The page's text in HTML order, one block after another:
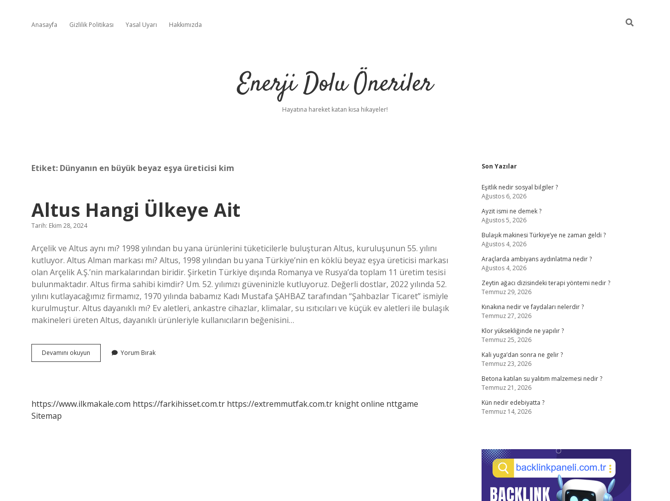
Anasayfa Gizlilik Politikası Yasal Uyarı Hakkımızda
Enerji Dolu Öneriler
Hayatına hareket katan kısa hikayeler!
Etiket: Dünyanın en büyük beyaz eşya üreticisi kim
Altus Hangi Ülkeye Ait
Tarih: Ekim 28, 2024
Arçelik ve Altus aynı mı? 1998 yılından bu yana ürünlerini tüketicilerle buluşturan Altus, kuruluşunun 55. yılını
kutluyor. Altus Alman markası mı? Altus, 1998 yılından bu yana Türkiye’nin en köklü beyaz eşya üreticisi markası
olan Arçelik A.Ş.’nin markalarından biridir. Şirketin Türkiye dışında Romanya ve Rusya’da toplam 11 üretim tesisi
bulunmaktadır. Altus firma sahibi kimdir? Um. 52. yılımızı güveninizle kutluyoruz. Değerli dostlar, 2022 yılında 52.
yılını kutlayacağımız firmamız, 1970 yılında babamız Kadı Mustafa ŞAHBAZ tarafından “Şahbazlar Ticaret” ismiyle
kurulmuştur. Altus dayanıklı mı? Ev aletleri, ankastre cihazlar, klimalar, su ısıtıcıları ve küçük ev aletleri ile bulaşık
makineleri üreten Altus, dayanıklı ürünleriyle kullanıcıların beğenisini…
Devamını okuyun
Hangi
Yorum Bırak
https://www.ilkmakale.com https://farkihisset.com.tr https://extremmutfak.com.tr knight online nttgame
Sitemap
Sidebar
Son Yazılar
Eşitlik nedir sosyal bilgiler ?
Ağustos 6, 2026
Ayzit ismi ne demek ?
Ağustos 5, 2026
Bulaşık makinesi Türkiye’ye ne zaman geldi ?
Ağustos 4, 2026
Araçlarda ambiyans aydınlatma nedir ?
Ağustos 4, 2026
Zeytin ağacı dizisindeki terapi yöntemi nedir ?
Temmuz 29, 2026
Kınakına nedir ve faydaları nelerdir ?
Temmuz 27, 2026
Klor yüksekliğinde ne yapılır ?
Temmuz 25, 2026
Kali yuga’dan sonra ne gelir ?
Temmuz 23, 2026
Betona katılan su yalıtım malzemesi nedir ?
Temmuz 21, 2026
Kün nedir edebiyatta ?
Temmuz 14, 2026